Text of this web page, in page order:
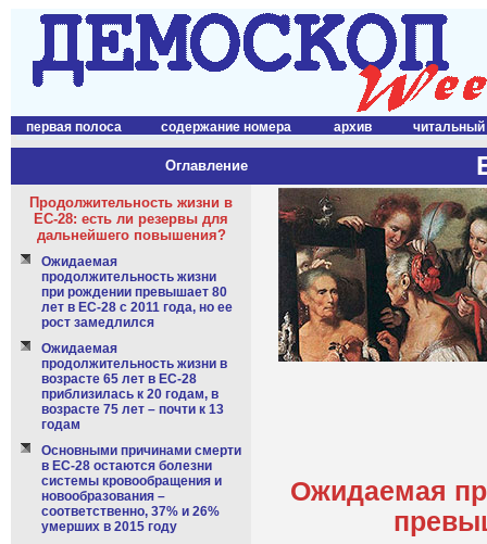
первая полоса содержание номера архив читальный
Оглавление
Продолжительность жизни в
ЕС-28: есть ли резервы для
дальнейшего повышения?
Ожидаемая
продолжительность жизни
при рождении превышает 80
лет в ЕС-28 с 2011 года, но ее
рост замедлился
Ожидаемая
продолжительность жизни в
возрасте 65 лет в ЕС-28
приблизилась к 20 годам, в
возрасте 75 лет – почти к 13
годам
Основными причинами смерти
в ЕС-28 остаются болезни
системы кровообращения и
новообразования –
соответственно, 37% и 26%
умерших в 2015 году
Ожидаемая